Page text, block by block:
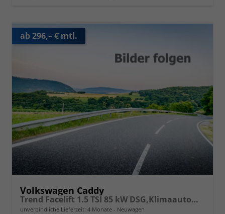
ab 296,– € mtl.
Volkswagen Caddy
Trend Facelift 1.5 TSI 85 kW DSG,Klimaautomatik, 5 Sitze, Zuziehhilfe Schiebetüren + Heckklappe, PDC v+h, ACC, Side Assist Blind Spot, Ausparkhilfe, Ausstiegswarner, Digital Cockpit PRO, Radioanlage Navigationsvorbereituing,, Mittearmlehne verstellbar
unverbindliche Lieferzeit: 4 Monate Neuwagen